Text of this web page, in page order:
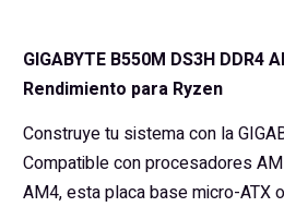
GIGABYTE B550M DS3H DDR4
Rendimiento para Ryzen
Construye tu sistema con la
Compatible con procesadores
AM4, esta placa base micro-ATX